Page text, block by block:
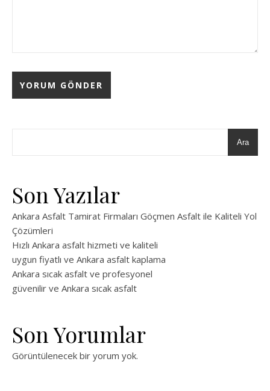
Ara
Son Yazılar
Ankara Asfalt Tamirat Firmaları Göçmen Asfalt ile Kaliteli Yol
Çözümleri
Hızlı Ankara asfalt hizmeti ve kaliteli
uygun fiyatlı ve Ankara asfalt kaplama
Ankara sıcak asfalt ve profesyonel
güvenilir ve Ankara sıcak asfalt
Son Yorumlar
Görüntülenecek bir yorum yok.